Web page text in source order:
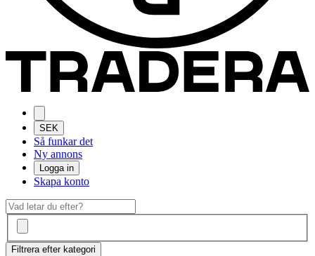
SEK
Så funkar det
Ny annons
Logga in
Skapa konto
Filtrera efter kategori